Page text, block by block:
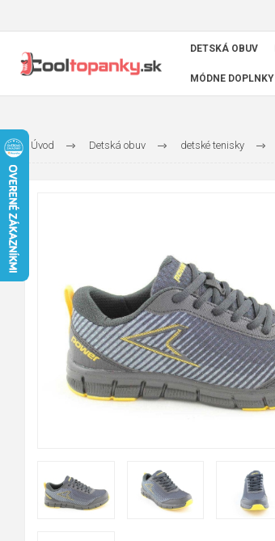
DETSKÁ OBUV
MÓDNE DOPLNKY
Úvod Detská obuv detské tenisky